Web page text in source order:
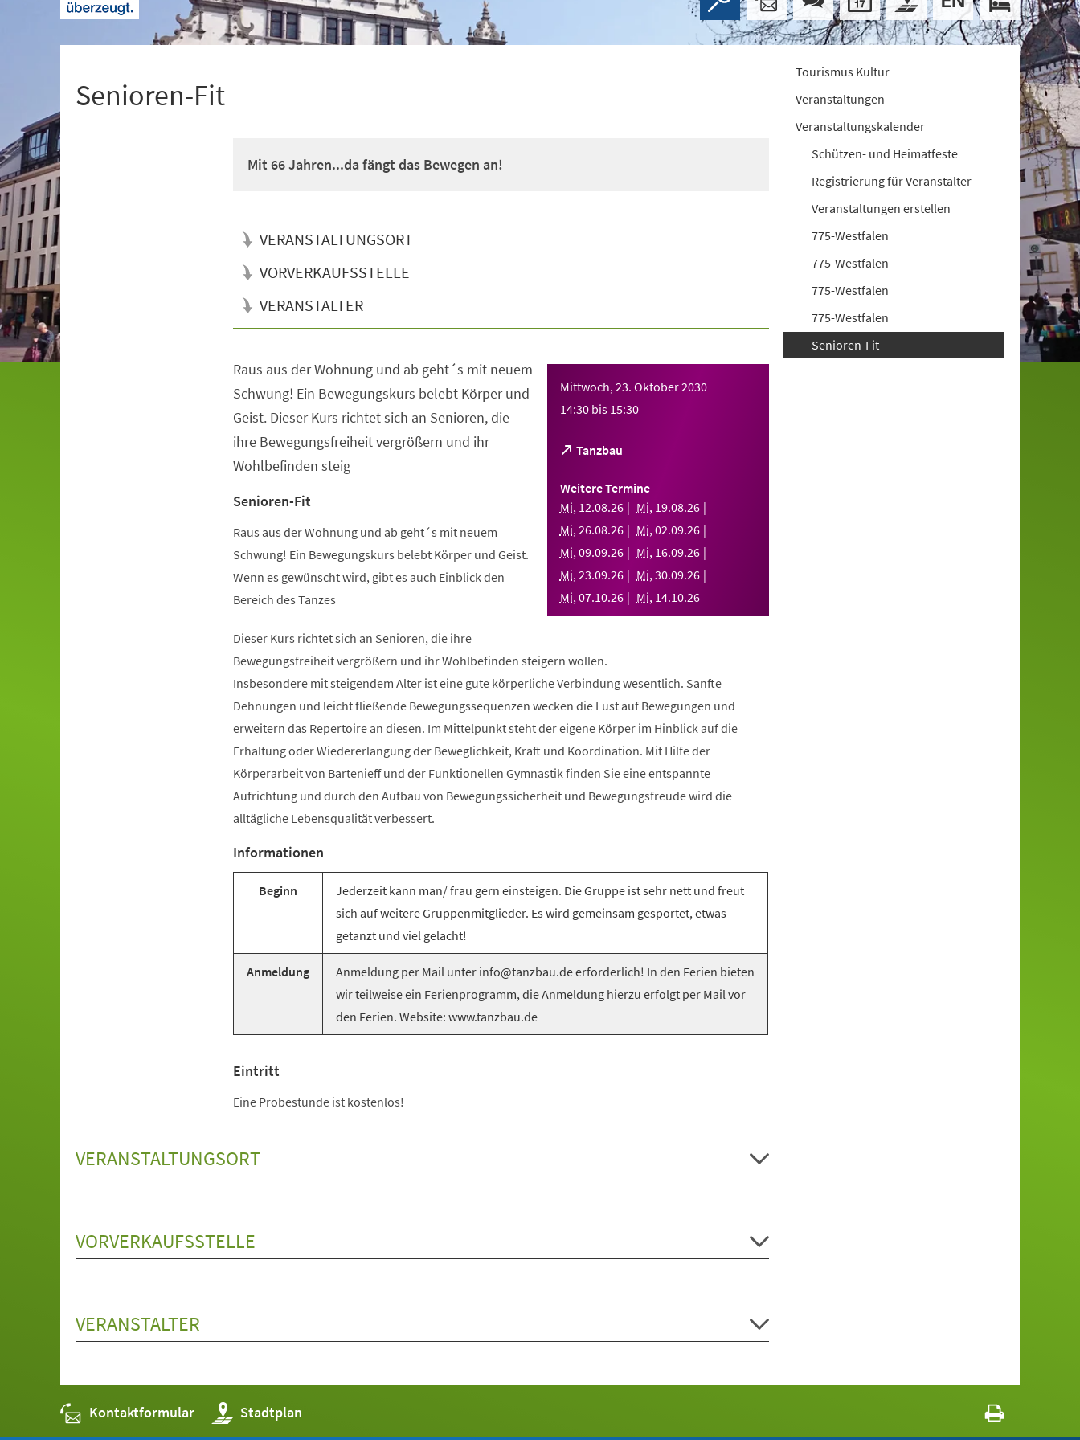
Senioren-Fit
Mit 66 Jahren...da fängt das Bewegen an!
VERANSTALTUNGSORT
VORVERKAUFSSTELLE
VERANSTALTER
Mittwoch, 23. Oktober 2030
14:30 bis 15:30
Tanzbau
(Öffnet
in
einem
neuen
Tab)
Weitere Termine
Mi, 12.08.26 Mi, 19.08.26
Mi,26.08.26 Mi,02.09.26
Mi,09.09.26 Mi, 16.09.26
Mi,23.09.26 Mi,30.09.26
Mi,07.10.26 Mi, 14.10.26
Raus aus der Wohnung und ab geht´s mit neuem
Schwung! Ein Bewegungskurs belebt Körper und
Geist. Dieser Kurs richtet sich an Senioren, die
ihre Bewegungsfreiheit vergrößern und ihr
Wohlbefinden steig
Senioren-Fit
Raus aus der Wohnung und ab geht´s mit neuem
Schwung! Ein Bewegungskurs belebt Körper und Geist.
Wenn es gewünscht wird, gibt es auch Einblick den
Bereich des Tanzes
Dieser Kurs richtet sich an Senioren, die ihre
Bewegungsfreiheit vergrößern und ihr Wohlbefinden steigern wollen.
Insbesondere mit steigendem Alter ist eine gute körperliche Verbindung wesentlich. Sanfte
Dehnungen und leicht fließende Bewegungssequenzen wecken die Lust auf Bewegungen und
erweitern das Repertoire an diesen. Im Mittelpunkt steht der eigene Körper im Hinblick auf die
Erhaltung oder Wiedererlangung der Beweglichkeit, Kraft und Koordination. Mit Hilfe der
Körperarbeit von Bartenieff und der Funktionellen Gymnastik finden Sie eine entspannte
Aufrichtung und durch den Aufbau von Bewegungssicherheit und Bewegungsfreude wird die
alltägliche Lebensqualität verbessert.
Informationen
Beginn
Jederzeit kann man/ frau gern einsteigen. Die Gruppe ist sehr nett und freut
sich auf weitere Gruppenmitglieder. Es wird gemeinsam gesportet, etwas
getanzt und viel gelacht!
Anmeldung
Anmeldung per Mail unter info@tanzbau.de erforderlich! In den Ferien bieten
wir teilweise ein Ferienprogramm, die Anmeldung hierzu erfolgt per Mail vor
den Ferien. Website: www.tanzbau.de
Eintritt
Eine Probestunde ist kostenlos!
VERANSTALTUNGSORT
VORVERKAUFSSTELLE
VERANSTALTER
Tourismus Kultur
Veranstaltungen
Veranstaltungskalender
Schützen- und Heimatfeste
Registrierung für Veranstalter
Veranstaltungen erstellen
775-Westfalen
775-Westfalen
775-Westfalen
775-Westfalen
Senioren-Fit
Kontaktformular Stadtplan
(Öffnet
in